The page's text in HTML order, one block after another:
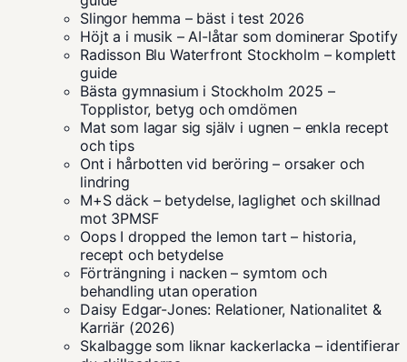
Slingor hemma – bäst i test 2026
Höjt a i musik – AI-låtar som dominerar Spotify
Radisson Blu Waterfront Stockholm – komplett
guide
Bästa gymnasium i Stockholm 2025 –
Topplistor, betyg och omdömen
Mat som lagar sig själv i ugnen – enkla recept
och tips
Ont i hårbotten vid beröring – orsaker och
lindring
M+S däck – betydelse, laglighet och skillnad
mot 3PMSF
Oops I dropped the lemon tart – historia,
recept och betydelse
Förträngning i nacken – symtom och
behandling utan operation
Daisy Edgar-Jones: Relationer, Nationalitet &
Karriär (2026)
Skalbagge som liknar kackerlacka – identifierar